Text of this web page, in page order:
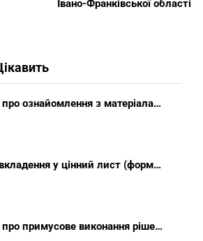
Івано-Франківської області
Заява про ознайомлення з матеріалами виконавчого провадження (зразок, шаблон 2025 року)
Опис вкладення у цінний лист (форма 107) + інструкція відправлення цінного листа з описом вкладення
Заява про примусове виконання рішення (зразок, шаблон 2025 року)